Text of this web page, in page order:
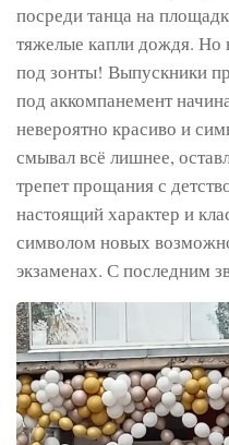
посреди танца на
тяжелые капли дождя. Но
под зонты! Выпускники
под аккомпанемент
невероятно красиво и
смывал всё лишнее,
трепет прощания с
настоящий характер и
символом новых
экзаменах. С последним